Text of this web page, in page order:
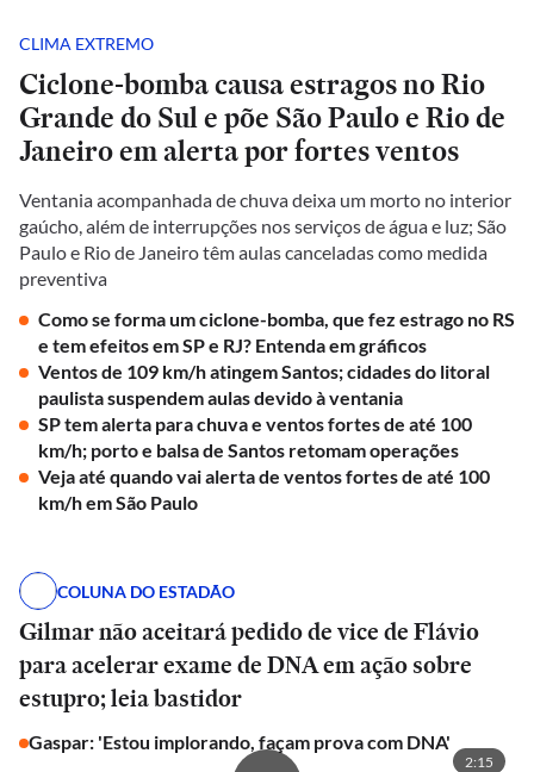
CLIMA EXTREMO
Ciclone-bomba causa estragos no Rio
Grande do Sul e põe São Paulo e Rio de
Janeiro em alerta por fortes ventos
Ventania acompanhada de chuva deixa um morto no interior
gaúcho, além de interrupções nos serviços de água e luz; São
Paulo e Rio de Janeiro têm aulas canceladas como medida
preventiva
Como se forma um ciclone-bomba, que fez estrago no RS
e tem efeitos em SP e RJ? Entenda em gráficos
Ventos de 109 km/h atingem Santos; cidades do litoral
paulista suspendem aulas devido à ventania
SP tem alerta para chuva e ventos fortes de até 100
km/h; porto e balsa de Santos retomam operações
Veja até quando vai alerta de ventos fortes de até 100
km/h em São Paulo
COLUNA DO ESTADÃO
Gilmar não aceitará pedido de vice de Flávio
para acelerar exame de DNA em ação sobre
estupro; leia bastidor
Gaspar: 'Estou implorando, façam prova com DNA'
2:15